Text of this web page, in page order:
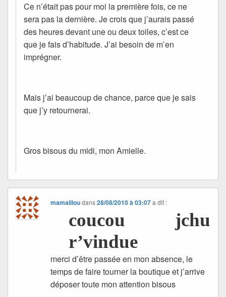
Ce n’était pas pour moi la première fois, ce ne
sera pas la dernière. Je crois que j’aurais passé
des heures devant une ou deux toiles, c’est ce
que je fais d’habitude. J’ai besoin de m’en
imprégner.
Mais j’ai beaucoup de chance, parce que je sais
que j’y retournerai.
Gros bisous du midi, mon Amielle.
mamaliloudans28/08/2010 à 03:07 a dit :
coucou jchu
r’vindue
merci d’être passée en mon absence, le
temps de faire tourner la boutique et j’arrive
déposer toute mon attention bisous